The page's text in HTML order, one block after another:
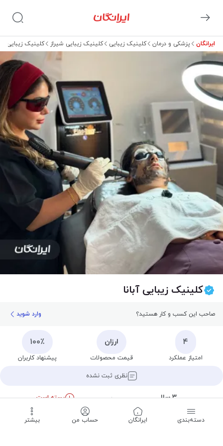
ایرانگان پزشکی و درمان کلینیک زیبایی کلینیک زیبایی شیراز کلینیک زیبایی
کلینیک زیبایی آبانا
صاحب این کسب و کار هستید؟ وارد شوید
۴
امتیاز عملکرد
ارزان
قیمت محصولات
۱۰۰٪
پیشنهاد کاربران
نظری ثبت نشده
۳ سال
بسته است
دسته‌بندی ‌ایرانگان حساب من بیشتر